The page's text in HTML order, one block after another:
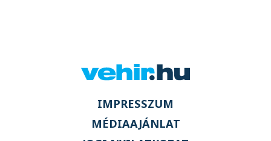
IMPRESSZUM
MÉDIAAJÁNLAT